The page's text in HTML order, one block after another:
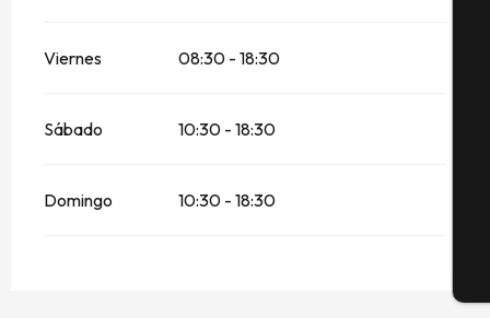
Viernes 08:30 - 18:30
Sábado 10:30 - 18:30
Domingo 10:30 - 18:30